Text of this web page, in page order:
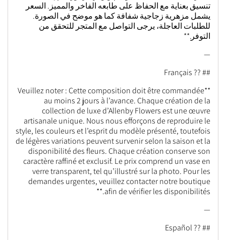
تنسيق بعناية مع الحفاظ على طابعه الفاخر والمميز. السعر
يشمل مزهرية زجاجية شفافة كما هو موضح في الصورة.
للطلبات العاجلة، يرجى التواصل مع المتجر للتحقق من
التوفر.**
—
## ?? Français
**Veuillez noter : Cette composition doit être commandée
au moins 2 jours à l’avance. Chaque création de la
collection de luxe d’Allenby Flowers est une œuvre
artisanale unique. Nous nous efforçons de reproduire le
style, les couleurs et l’esprit du modèle présenté, toutefois
de légères variations peuvent survenir selon la saison et la
disponibilité des fleurs. Chaque création conserve son
caractère raffiné et exclusif. Le prix comprend un vase en
verre transparent, tel qu’illustré sur la photo. Pour les
demandes urgentes, veuillez contacter notre boutique
afin de vérifier les disponibilités.**
—
## ?? Español